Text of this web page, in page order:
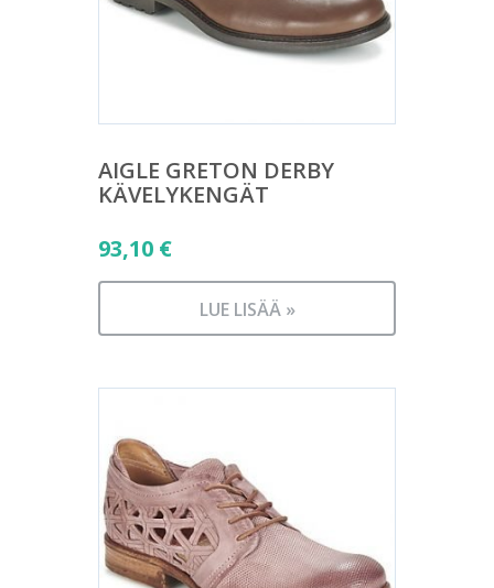
AIGLE GRETON DERBY
KÄVELYKENGÄT
93,10 €
LUE LISÄÄ »